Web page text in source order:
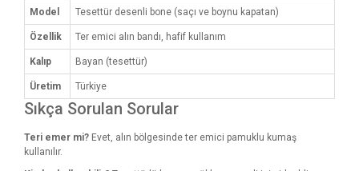
Model Tesettür desenli bone (saçı ve boynu kapatan)
Özellik Ter emici alın bandı, hafif kullanım
Kalıp Bayan (tesettür)
Üretim Türkiye
Sıkça Sorulan Sorular
Teri emer mi? Evet, alın bölgesinde ter emici pamuklu kumaş
kullanılır.